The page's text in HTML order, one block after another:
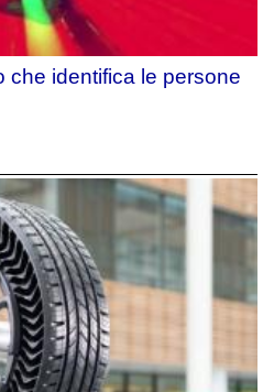
che identifica le persone